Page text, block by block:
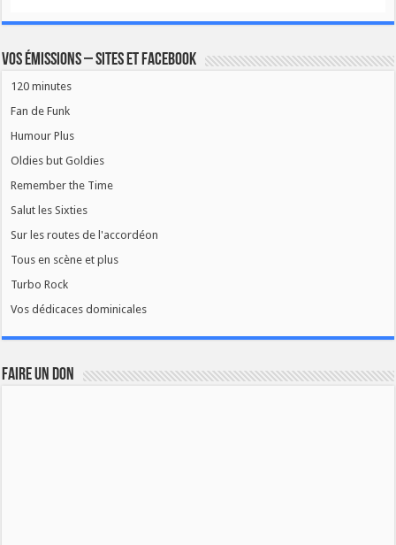
Vos émissions – Sites et Facebook
120 minutes
Fan de Funk
Humour Plus
Oldies but Goldies
Remember the Time
Salut les Sixties
Sur les routes de l'accordéon
Tous en scène et plus
Turbo Rock
Vos dédicaces dominicales
FAIRE UN DON